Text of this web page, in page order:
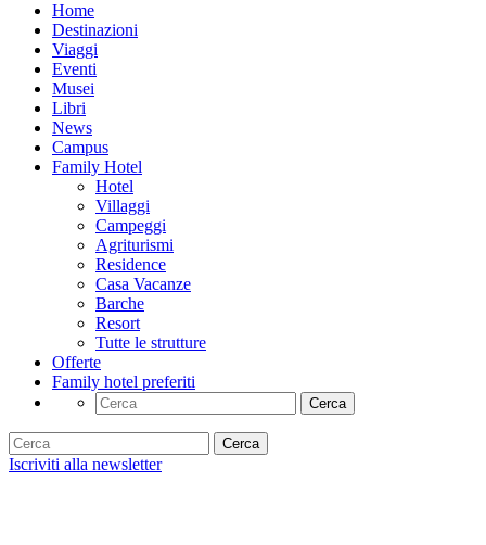
Home
Destinazioni
Viaggi
Eventi
Musei
Libri
News
Campus
Family Hotel
Hotel
Villaggi
Campeggi
Agriturismi
Residence
Casa Vacanze
Barche
Resort
Tutte le strutture
Offerte
Family hotel preferiti
Cerca
Cerca
Iscriviti alla newsletter